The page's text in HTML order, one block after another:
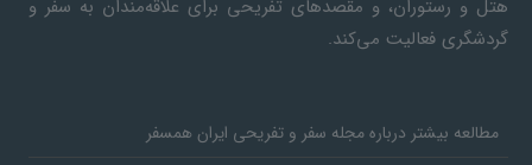
هتل و رستوران، و مقصدهای تفریحی برای علاقه‌مندان به سفر و
گردشگری فعالیت می‌کند.
مطالعه بیشتر درباره مجله سفر و تفریحی ایران همسفر